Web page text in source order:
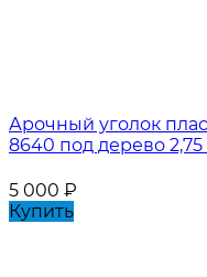
Арочный уголок
8640 под дерево 2,75
5 000 ₽
Купить